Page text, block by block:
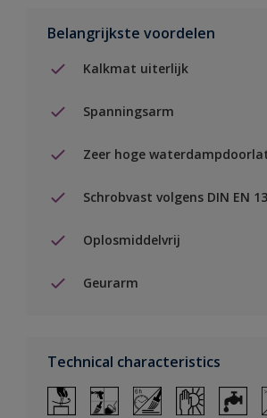
Belangrijkste voordelen
Kalkmat uiterlijk
Spanningsarm
Zeer hoge
Schrobvast volgens DIN EN
Oplosmiddelvrij
Geurarm
Technical characteristics